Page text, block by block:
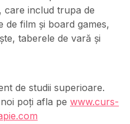
care includ trupa de
de film și board games,
taberele de vară și
de studii superioare.
poți afla pe www.curs-